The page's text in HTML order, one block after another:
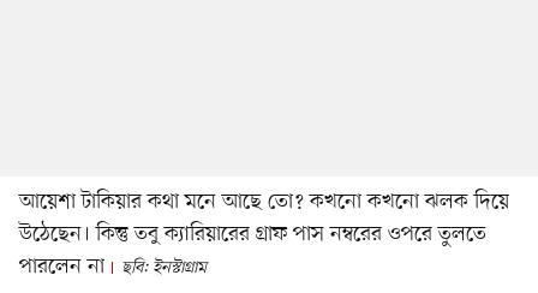
আয়েশা টাকিয়ার কথা মনে আছে তো? কখনো কখনো ঝলক দিয়ে
উঠেছেন। কিন্তু তবু ক্যারিয়ারের গ্রাফ পাস নম্বরের ওপরে তুলতে
পারলেন না
ছবি: ইনস্টাগ্রাম